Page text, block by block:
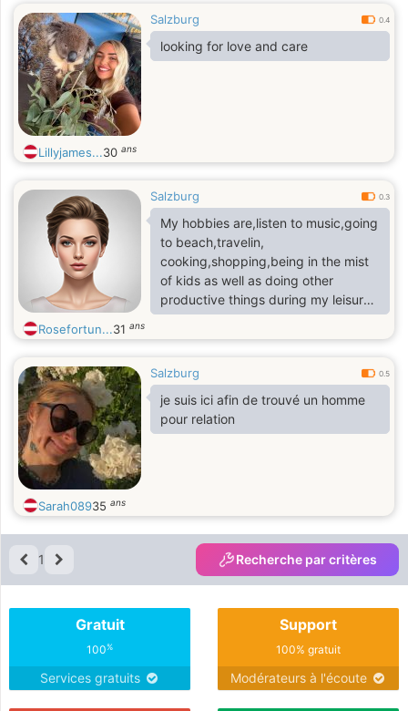
Salzburg 0.4
looking for love and care
Lillyjames...30 ans
Salzburg 0.3
My hobbies are,listen to music,going
to beach,travelin,
cooking,shopping,being in the mist
of kids as well as doing other
productive things during my leisure
hours
Rosefortun...31 ans
Salzburg 0.5
je suis ici afin de trouvé un homme
pour relation
Sarah08935 ans
1 Recherche par critères
Gratuit
100%
Services gratuits
Support
100% gratuit
Modérateurs à l'écoute